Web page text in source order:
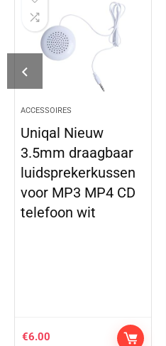
ACCESSOIRES
Uniqal Nieuw
3.5mm draagbaar
luidsprekerkussen
voor MP3 MP4 CD
telefoon wit
€6.00